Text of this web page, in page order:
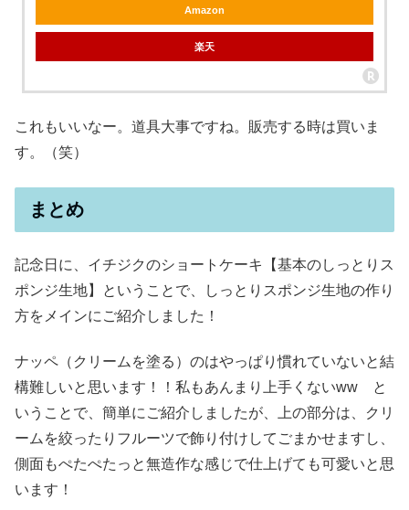
Amazon
楽天
これもいいなー。道具大事ですね。販売する時は買いま
す。（笑）
まとめ
記念日に、イチジクのショートケーキ【基本のしっとりス
ポンジ生地】ということで、しっとりスポンジ生地の作り
方をメインにご紹介しました！
ナッペ（クリームを塗る）のはやっぱり慣れていないと結
構難しいと思います！！私もあんまり上手くないww と
いうことで、簡単にご紹介しましたが、上の部分は、クリ
ームを絞ったりフルーツで飾り付けしてごまかせますし、
側面もぺたぺたっと無造作な感じで仕上げても可愛いと思
います！